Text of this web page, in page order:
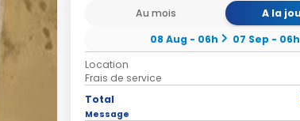
Au mois
A la
08 Aug - 06h
07 Sep - 06h
Location
Frais de service
Total
Message